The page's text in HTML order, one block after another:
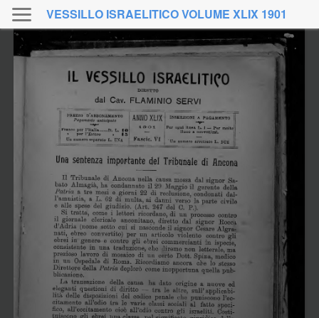
VESSILLO ISRAELITICO VOLUME XLIX 1901
giugno